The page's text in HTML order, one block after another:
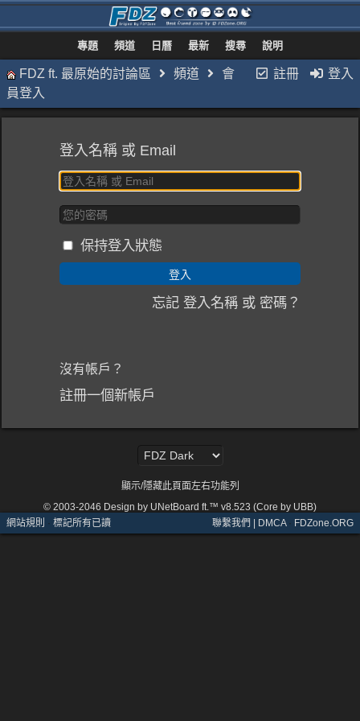
專題 頻道 日曆 最新 搜尋 說明
註冊 登入
FDZ ft. 最原始的討論區 頻道
會
員登入
登入名稱 或 Email
保持登入狀態
忘記 登入名稱 或 密碼？
沒有帳戶？
註冊一個新帳戶
顯示/隱藏此頁面左右功能列
© 2003-2046 Design by UNetBoard ft.™ v8.523 (Core by UBB)
網站規則 · 標記所有已讀 聯繫我們 | DMCA· FDZone.ORG